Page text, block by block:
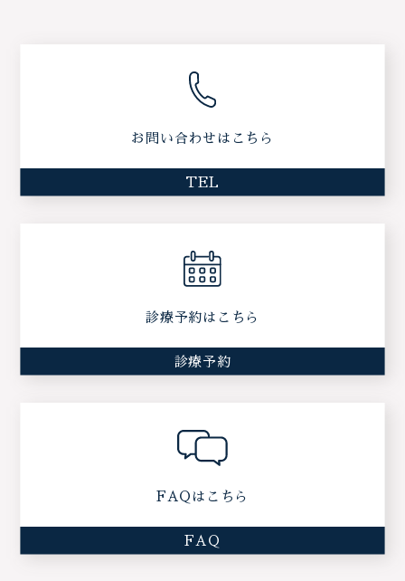
お問い合わせはこちら
TEL
診療予約はこちら
診療予約
FAQはこちら
FAQ